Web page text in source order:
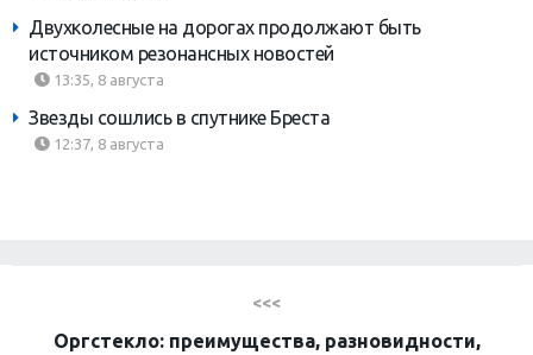
Двухколесные на дорогах продолжают быть
источником резонансных новостей
13:35, 8 августа
Звезды сошлись в спутнике Бреста
12:37, 8 августа
<<<
Оргстекло: преимущества, разновидности,